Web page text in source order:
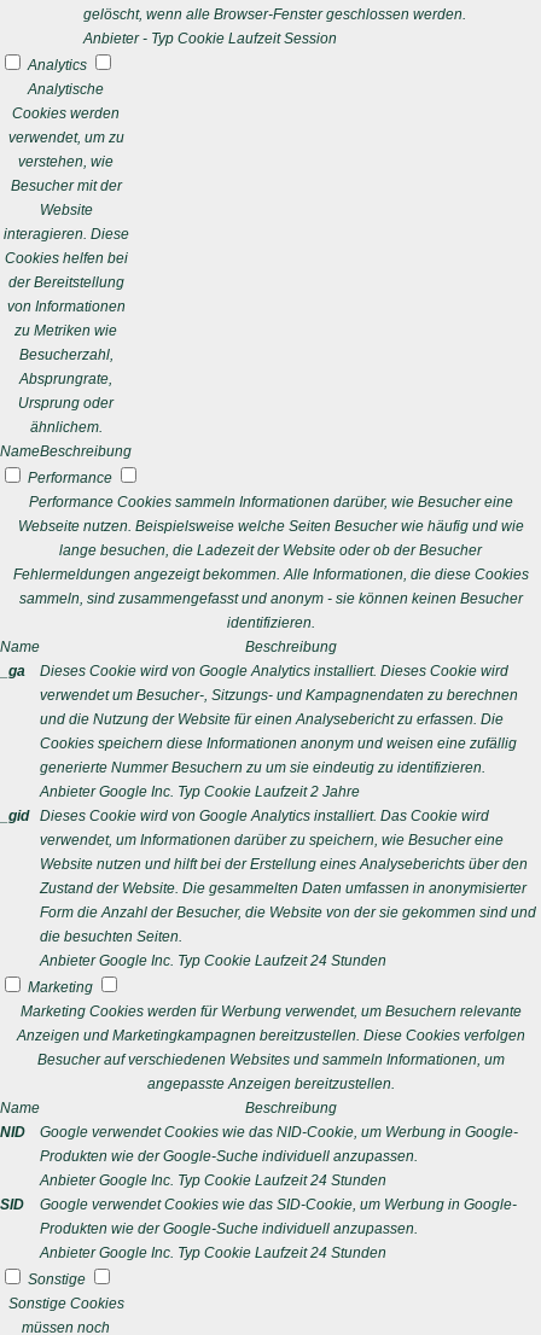
gelöscht, wenn alle Browser-Fenster geschlossen werden.
Anbieter - Typ Cookie Laufzeit Session
Analytics
Analytische
Cookies werden
verwendet, um zu
verstehen, wie
Besucher mit der
Website
interagieren. Diese
Cookies helfen bei
der Bereitstellung
von Informationen
zu Metriken wie
Besucherzahl,
Absprungrate,
Ursprung oder
ähnlichem.
NameBeschreibung
Performance
Performance Cookies sammeln Informationen darüber, wie Besucher eine
Webseite nutzen. Beispielsweise welche Seiten Besucher wie häufig und wie
lange besuchen, die Ladezeit der Website oder ob der Besucher
Fehlermeldungen angezeigt bekommen. Alle Informationen, die diese Cookies
sammeln, sind zusammengefasst und anonym - sie können keinen Besucher
identifizieren.
Name
Beschreibung
_ga
Dieses Cookie wird von Google Analytics installiert. Dieses Cookie wird
verwendet um Besucher-, Sitzungs- und Kampagnendaten zu berechnen
und die Nutzung der Website für einen Analysebericht zu erfassen. Die
Cookies speichern diese Informationen anonym und weisen eine zufällig
generierte Nummer Besuchern zu um sie eindeutig zu identifizieren.
Anbieter Google Inc. Typ Cookie Laufzeit 2 Jahre
_gid
Dieses Cookie wird von Google Analytics installiert. Das Cookie wird
verwendet, um Informationen darüber zu speichern, wie Besucher eine
Website nutzen und hilft bei der Erstellung eines Analyseberichts über den
Zustand der Website. Die gesammelten Daten umfassen in anonymisierter
Form die Anzahl der Besucher, die Website von der sie gekommen sind und
die besuchten Seiten.
Anbieter Google Inc. Typ Cookie Laufzeit 24 Stunden
Marketing
Marketing Cookies werden für Werbung verwendet, um Besuchern relevante
Anzeigen und Marketingkampagnen bereitzustellen. Diese Cookies verfolgen
Besucher auf verschiedenen Websites und sammeln Informationen, um
angepasste Anzeigen bereitzustellen.
Name
Beschreibung
NID
Google verwendet Cookies wie das NID-Cookie, um Werbung in Google-
Produkten wie der Google-Suche individuell anzupassen.
Anbieter Google Inc. Typ Cookie Laufzeit 24 Stunden
SID
Google verwendet Cookies wie das SID-Cookie, um Werbung in Google-
Produkten wie der Google-Suche individuell anzupassen.
Anbieter Google Inc. Typ Cookie Laufzeit 24 Stunden
Sonstige
Sonstige Cookies
müssen noch